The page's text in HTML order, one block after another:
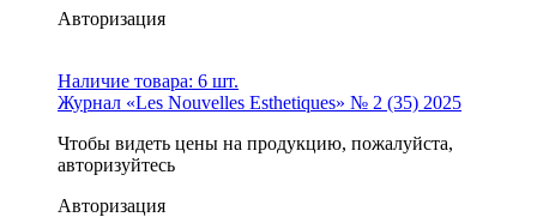
Авторизация
Наличие товара: 6 шт.
Журнал «Les Nouvelles Esthetiques» № 2 (35) 2025
Чтобы видеть цены на продукцию, пожалуйста,
авторизуйтесь
Авторизация